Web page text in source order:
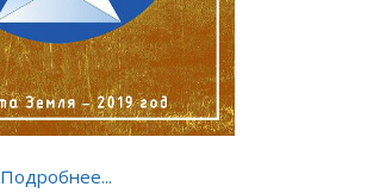
Подробнее...